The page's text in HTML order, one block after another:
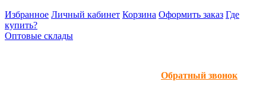
Избранное Личный кабинет Корзина Оформить заказ Где
купить?
Оптовые склады
Обратный звонок